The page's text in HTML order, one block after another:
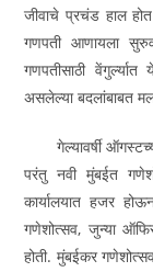
जीवाचे प्रचंड हाल
गणपती आणायला
गणपतीसाठी
असलेल्या बदलांबाबत
गेल्यावर्षी
परंतु नवी मुंबईत
कार्यालयात हजर
गणेशोत्सव, जुन्या
होती. मुंबईकर